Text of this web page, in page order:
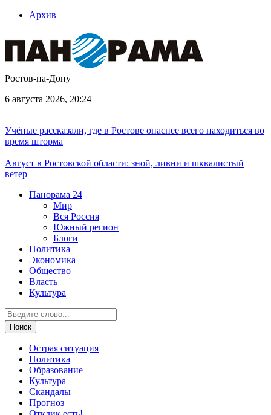
Архив
Ростов-на-Дону
6 августа 2026, 20:24
Учёные рассказали, где в Ростове опаснее всего находиться во
время шторма
Август в Ростовской области: зной, ливни и шквалистый
ветер
Панорама 24
Мир
Вся Россия
Южный регион
Блоги
Политика
Экономика
Общество
Власть
Культура
Острая ситуация
Политика
Образование
Культура
Скандалы
Прогноз